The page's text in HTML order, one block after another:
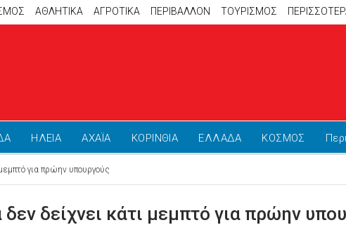
ΑΘΛΗΤΙΚΆ ΑΓΡΟΤΙΚΑ ΠΕΡΙΒΑΛΛΟΝ ΤΟΥΡΙΣΜΟΣ
ΗΛΕΙΑ ΑΧΑΪΑ ΚΟΡΙΝΘΙΑ ΕΛΛΑΔΑ ΚΟΣΜΟΣ
για πρώην υπουργούς
δείχνει κάτι μεμπτό για πρώην